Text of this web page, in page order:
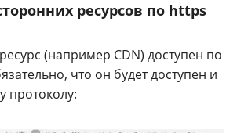
ресурсов по https
(например CDN) доступен по
что он будет доступен и